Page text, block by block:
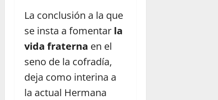
La conclusión a la que
se insta a fomentar la
vida fraterna en el
seno de la cofradía,
deja como interina a
la actual Hermana